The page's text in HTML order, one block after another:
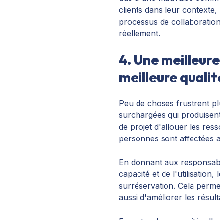
clients dans leur
processus de
réellement.
4. Une
meilleure
Peu de choses frustrent
surchargées qui
de projet d'allouer les
personnes sont affectées
En donnant aux
capacité et de l'utilisation,
surréservation. Cela
aussi d'améliorer les